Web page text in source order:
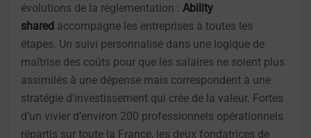
évolutions de la réglementation : Ability
shared accompagne les entreprises à toutes les
étapes. Un suivi personnalisé dans une logique de
maîtrise des coûts pour que les salaires ne soient plus
assimilés à une dépense mais correspondent à une
stratégie d’investissement qui crée de la valeur. Fortes
d’un vivier d’environ 200 professionnels opérationnels
répartis sur toute la France, les deux fondatrices de